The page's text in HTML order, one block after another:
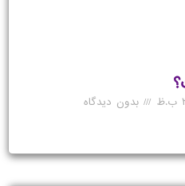
بدون دیدگاه